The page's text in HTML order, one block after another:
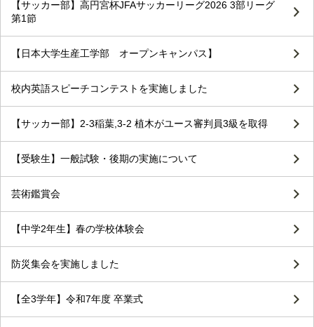
【サッカー部】高円宮杯JFAサッカーリーグ2026 3部リーグ
第1節
【日本大学生産工学部 オープンキャンパス】
校内英語スピーチコンテストを実施しました
【サッカー部】2-3稲葉,3-2 植木がユース審判員3級を取得
【受験生】一般試験・後期の実施について
芸術鑑賞会
【中学2年生】春の学校体験会
防災集会を実施しました
【全3学年】令和7年度 卒業式